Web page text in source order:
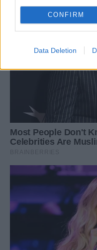
CONFIRM
Data Deletion